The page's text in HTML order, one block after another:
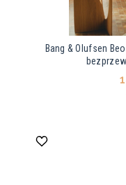
Bang & Olufsen